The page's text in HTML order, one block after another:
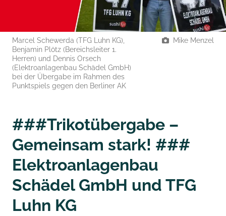
Marcel Schewerda (TFG Luhn KG),
Benjamin Plötz (Bereichsleiter 1.
Herren) und Dennis Orsech
(Elektroanlagenbau Schädel GmbH)
bei der Übergabe im Rahmen des
Punktspiels gegen den Berliner AK
Mike Menzel
###Trikotübergabe –
Gemeinsam stark! ###
Elektroanlagenbau
Schädel GmbH und TFG
Luhn KG